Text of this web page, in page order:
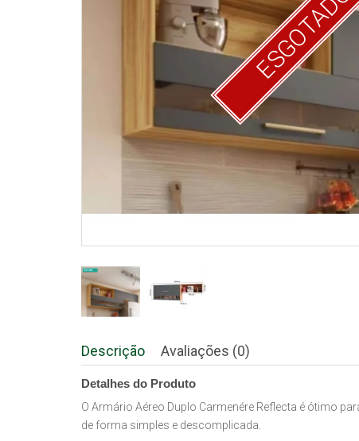
ESGOTADO
Descrição Avaliações (0)
Detalhes do Produto
O Armário Aéreo Duplo Carmenére Reflecta é ótimo
de forma simples e descomplicada.